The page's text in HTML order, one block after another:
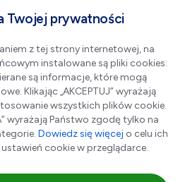
Kino Dzieci:
i świątynia
Twojej prywatności
z tej strony internetowej, na
instalowane są pliki cookies.
są informacje, które mogą
Klikając „AKCEPTUJ” wyrażają
wszystkich plików cookie.
wyrażają Państwo zgodę tylko na
Dowiedz się więcej o celu ich
cookie w przeglądarce.